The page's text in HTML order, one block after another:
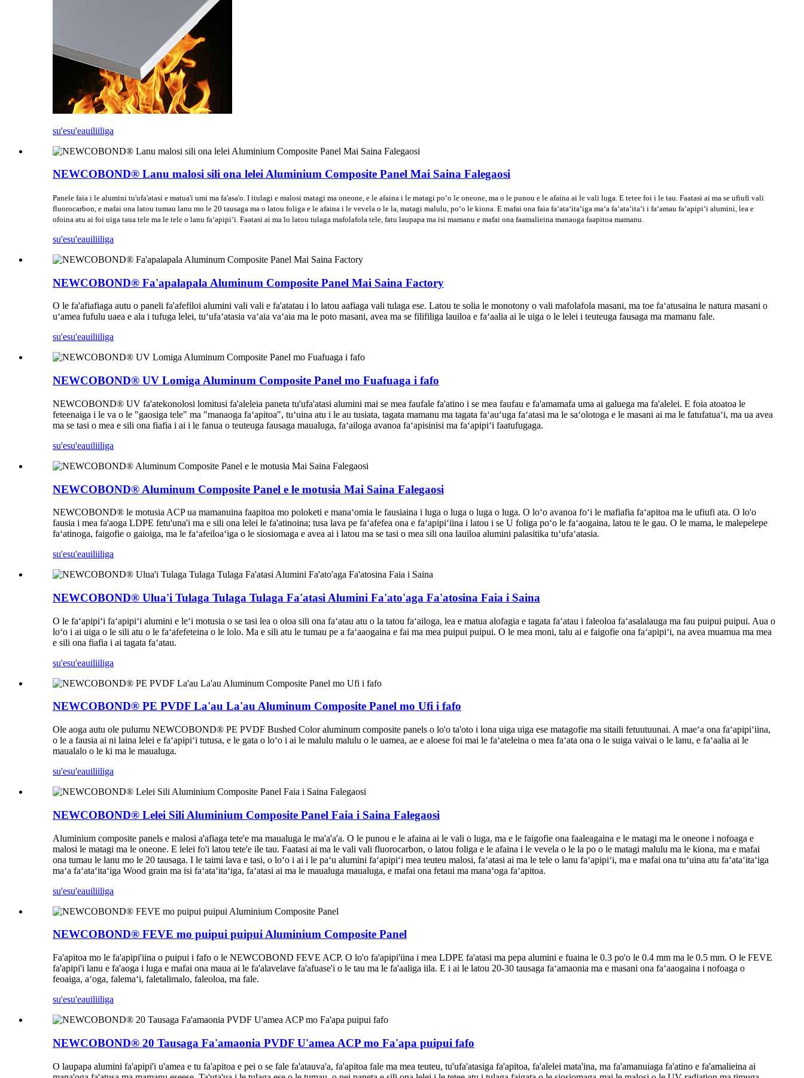
su'esu'eauiliiliga
NEWCOBOND® Lanu malosi sili ona lelei Aluminium Composite Panel Mai Saina Falegaosi
Panele faia i le alumini tu'ufa'atasi e matua'i umi ma fa'asa'o. I itulagi e malosi matagi ma oneone, e le afaina i le matagi poʻo le oneone, ma o le punou e le afaina ai le vali luga. E tetee foi i le tau. Faatasi ai ma se ufiufi vali
fluorocarbon, e mafai ona latou tumau lanu mo le 20 tausaga ma o latou foliga e le afaina i le vevela o le la, matagi malulu, poʻo le kiona. E mafai ona faia faʻataʻitaʻiga maʻa faʻataʻitaʻi i faʻamau faʻapipiʻi alumini, lea e
ofoina atu ai foi uiga taua tele ma le tele o lanu faʻapipiʻi. Faatasi ai ma lo latou tulaga mafolafola tele, fatu laupapa ma isi mamanu e mafai ona faamalieina manaoga faapitoa mamanu.
su'esu'eauiliiliga
NEWCOBOND® Fa'apalapala Aluminum Composite Panel Mai Saina Factory
O le fa'afiafiaga autu o paneli fa'afefiloi alumini vali vali e fa'atatau i lo latou aafiaga vali tulaga ese. Latou te solia le monotony o vali mafolafola masani, ma toe faʻatusaina le natura masani o
uʻamea fufulu uaea e ala i tufuga lelei, tuʻufaʻatasia vaʻaia vaʻaia ma le poto masani, avea ma se filifiliga lauiloa e faʻaalia ai le uiga o le lelei i teuteuga fausaga ma mamanu fale.​
su'esu'eauiliiliga
NEWCOBOND® UV Lomiga Aluminum Composite Panel mo Fuafuaga i fafo
NEWCOBOND® UV fa'atekonolosi lomitusi fa'aleleia paneta tu'ufa'atasi alumini mai se mea faufale fa'atino i se mea faufau e fa'amamafa uma ai galuega ma fa'alelei. E foia atoatoa le
feteenaiga i le va o le "gaosiga tele" ma "manaoga faʻapitoa", tuʻuina atu i le au tusiata, tagata mamanu ma tagata faʻauʻuga faʻatasi ma le saʻolotoga e le masani ai ma le fatufatuaʻi, ma ua avea
ma se tasi o mea e sili ona fiafia i ai i le fanua o teuteuga fausaga maualuga, faʻailoga avanoa faʻapisinisi ma faʻapipiʻi faatufugaga.
su'esu'eauiliiliga
NEWCOBOND® Aluminum Composite Panel e le motusia Mai Saina Falegaosi
NEWCOBOND® le motusia ACP ua mamanuina faapitoa mo poloketi e manaʻomia le fausiaina i luga o luga o luga o luga. O loʻo avanoa foʻi le mafiafia faʻapitoa ma le ufiufi ata. O lo'o
fausia i mea fa'aoga LDPE fetu'una'i ma e sili ona lelei le fa'atinoina; tusa lava pe faʻafefea ona e faʻapipiʻiina i latou i se U foliga poʻo le faʻaogaina, latou te le gau. O le mama, le malepelepe
faʻatinoga, faigofie o gaioiga, ma le faʻafeiloaʻiga o le siosiomaga e avea ai i latou ma se tasi o mea sili ona lauiloa alumini palasitika tuʻufaʻatasia.
su'esu'eauiliiliga
NEWCOBOND® Ulua'i Tulaga Tulaga Tulaga Fa'atasi Alumini Fa'ato'aga Fa'atosina Faia i Saina
O le faʻapipiʻi faʻapipiʻi alumini e leʻi motusia o se tasi lea o oloa sili ona faʻatau atu o la tatou faʻailoga, lea e matua alofagia e tagata faʻatau i faleoloa faʻasalalauga ma fau puipui puipui. Aua o
loʻo i ai uiga o le sili atu o le faʻafefeteina o le lolo. Ma e sili atu le tumau pe a faʻaaogaina e fai ma mea puipui puipui. O le mea moni, talu ai e faigofie ona faʻapipiʻi, na avea muamua ma mea
e sili ona fiafia i ai tagata faʻatau.
su'esu'eauiliiliga
NEWCOBOND® PE PVDF La'au La'au Aluminum Composite Panel mo Ufi i fafo
Ole aoga autu ole pulumu NEWCOBOND® PE PVDF Bushed Color aluminum composite panels o lo'o ta'oto i lona uiga uiga ese matagofie ma sitaili fetuutuunai. A maeʻa ona faʻapipiʻiina,
o le a fausia ai ni laina lelei e faʻapipiʻi tutusa, e le gata o loʻo i ai le malulu malulu o le uamea, ae e aloese foi mai le faʻateleina o mea faʻata ona o le suiga vaivai o le lanu, e faʻaalia ai le
maualalo o le ki ma le maualuga.
su'esu'eauiliiliga
NEWCOBOND® Lelei Sili Aluminium Composite Panel Faia i Saina Falegaosi
Aluminium composite panels e malosi a'afiaga tete'e ma maualuga le ma'a'a'a. O le punou e le afaina ai le vali o luga, ma e le faigofie ona faaleagaina e le matagi ma le oneone i nofoaga e
malosi le matagi ma le oneone. E lelei fo'i latou tete'e ile tau. Faatasi ai ma le vali vali fluorocarbon, o latou foliga e le afaina i le vevela o le la po o le matagi malulu ma le kiona, ma e mafai
ona tumau le lanu mo le 20 tausaga. I le taimi lava e tasi, o loʻo i ai i le paʻu alumini faʻapipiʻi mea teuteu malosi, faʻatasi ai ma le tele o lanu faʻapipiʻi, ma e mafai ona tuʻuina atu faʻataʻitaʻiga
maʻa faʻataʻitaʻiga Wood grain ma isi faʻataʻitaʻiga, faʻatasi ai ma le maualuga maualuga, e mafai ona fetaui ma manaʻoga faʻapitoa.
su'esu'eauiliiliga
NEWCOBOND® FEVE mo puipui puipui Aluminium Composite Panel
Fa'apitoa mo le fa'apipi'iina o puipui i fafo o le NEWCOBOND FEVE ACP. O lo'o fa'apipi'iina i mea LDPE fa'atasi ma pepa alumini e fuaina le 0.3 po'o le 0.4 mm ma le 0.5 mm. O le FEVE
fa'apipi'i lanu e fa'aoga i luga e mafai ona maua ai le fa'alavelave fa'afuase'i o le tau ma le fa'aaliga iila. E i ai le latou 20-30 tausaga faʻamaonia ma e masani ona faʻaaogaina i nofoaga o
feoaiga, aʻoga, falemaʻi, faletalimalo, faleoloa, ma fale.
su'esu'eauiliiliga
NEWCOBOND® 20 Tausaga Fa'amaonia PVDF U'amea ACP mo Fa'apa puipui fafo
O laupapa alumini fa'apipi'i u'amea e tu fa'apitoa e pei o se fale fa'atauva'a, fa'apitoa fale ma mea teuteu, tu'ufa'atasiga fa'apitoa, fa'alelei mata'ina, ma fa'amanuiaga fa'atino e fa'amalieina ai